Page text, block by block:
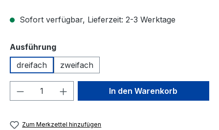
Sofort verfügbar, Lieferzeit: 2-3 Werktage
Ausführungauswählen
dreifach
zweifach
Produkt Anzahl: Gib denIn den Warenkorb
Zum Merkzettel hinzufügen